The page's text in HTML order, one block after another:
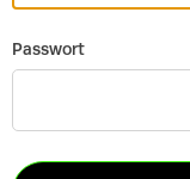
Passwort